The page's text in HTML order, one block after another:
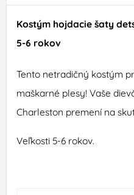
Kostým hojdacie šaty
5-6 rokov
Tento netradičný kostým
maškarné plesy! Vaše
Charleston premení na
Veľkosti 5-6 rokov.